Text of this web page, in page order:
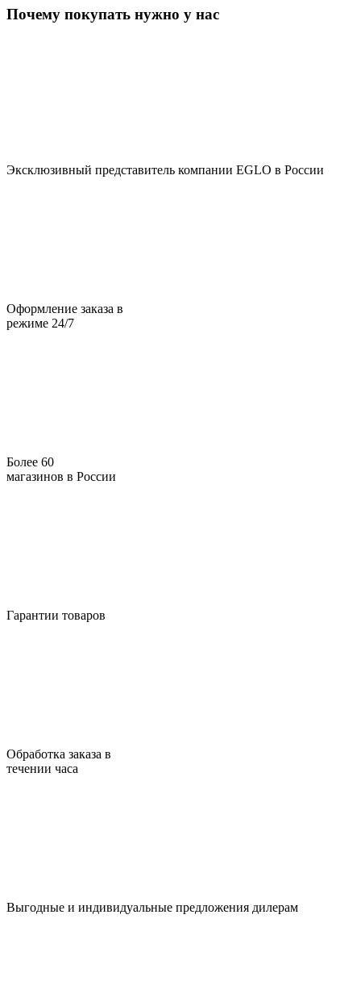
Почему покупать нужно у нас
Эксклюзивный представитель компании EGLO в России
Оформление заказа в
режиме 24/7
Более 60
магазинов в России
Гарантии товаров
Обработка заказа в
течении часа
Выгодные и индивидуальные предложения дилерам